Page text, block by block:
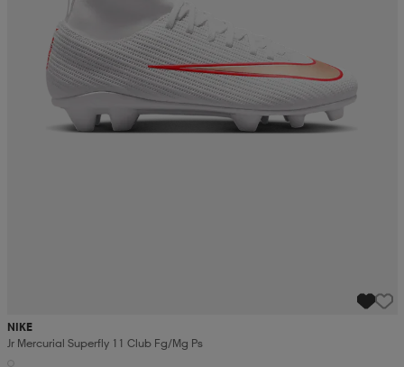
NIKE
Jr Mercurial Superfly 11 Club Fg/mg Ps